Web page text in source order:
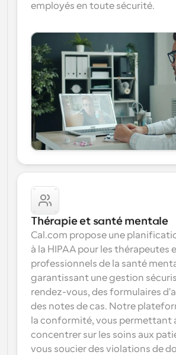
employés en toute sécurité.
Thérapie et santé mentale
Cal.com propose une
à la HIPAA pour les thérapeutes
professionnels de la santé
garantissant une gestion
rendez-vous, des formulaires
des notes de cas. Notre
la conformité, vous permettant
concentrer sur les soins aux
vous soucier des violations de